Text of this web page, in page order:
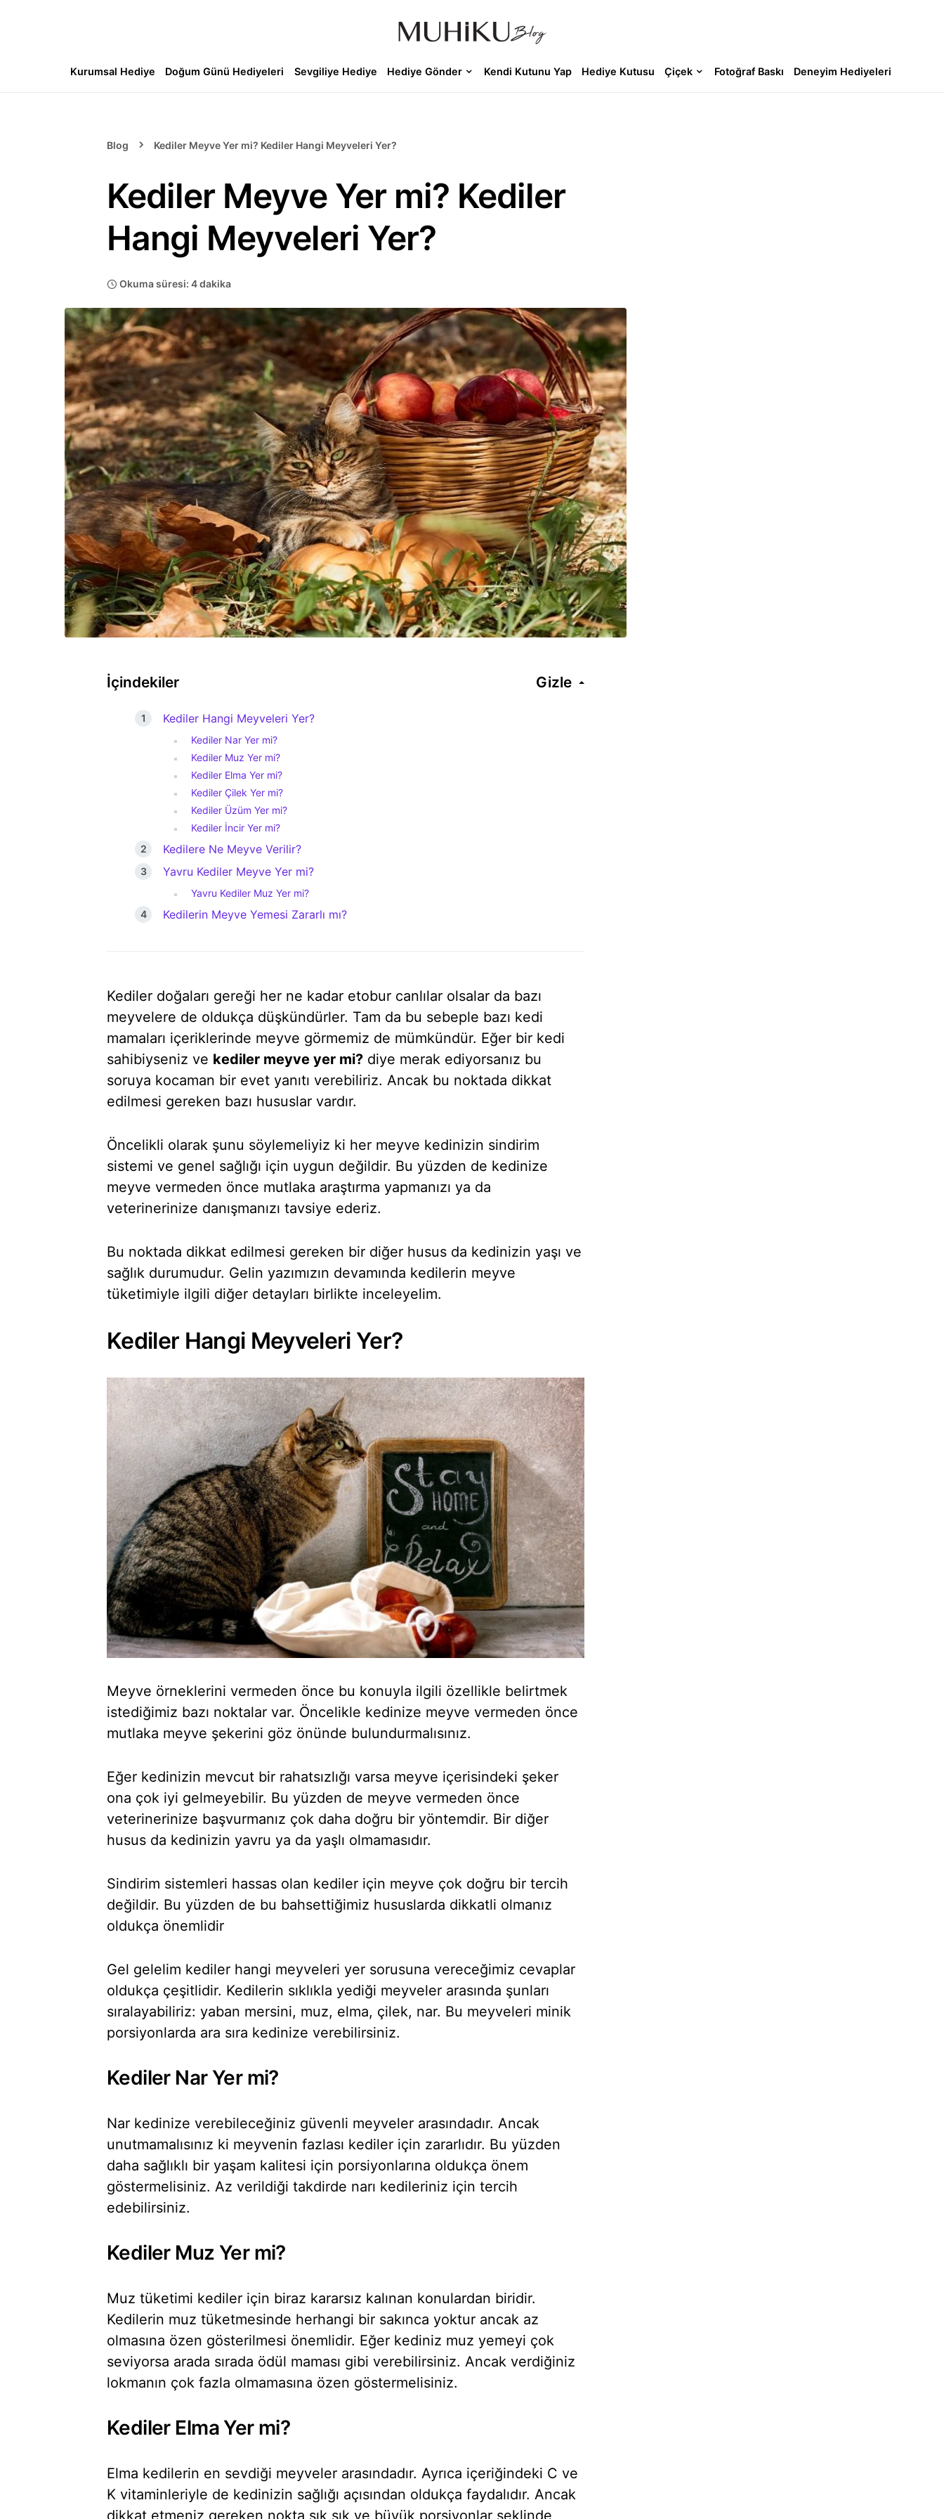
Kurumsal Hediye Doğum Günü Hediyeleri Sevgiliye Hediye Hediye Gönder Kendi Kutunu Yap Hediye Kutusu Çiçek Fotoğraf Baskı Deneyim Hediyeleri
Blog Kediler Meyve Yer mi? Kediler Hangi Meyveleri Yer?
Kediler Meyve Yer mi? Kediler
Hangi Meyveleri Yer?
Okuma süresi: 4 dakika
İçindekiler Gizle
Kediler Hangi Meyveleri Yer?
Kediler Nar Yer mi?
Kediler Muz Yer mi?
Kediler Elma Yer mi?
Kediler Çilek Yer mi?
Kediler Üzüm Yer mi?
Kediler İncir Yer mi?
Kedilere Ne Meyve Verilir?
Yavru Kediler Meyve Yer mi?
Yavru Kediler Muz Yer mi?
Kedilerin Meyve Yemesi Zararlı mı?
Kediler doğaları gereği her ne kadar etobur canlılar olsalar da bazı
meyvelere de oldukça düşkündürler. Tam da bu sebeple bazı kedi
mamaları içeriklerinde meyve görmemiz de mümkündür. Eğer bir kedi
sahibiyseniz ve kediler meyve yer mi? diye merak ediyorsanız bu
soruya kocaman bir evet yanıtı verebiliriz. Ancak bu noktada dikkat
edilmesi gereken bazı hususlar vardır.
Öncelikli olarak şunu söylemeliyiz ki her meyve kedinizin sindirim
sistemi ve genel sağlığı için uygun değildir. Bu yüzden de kedinize
meyve vermeden önce mutlaka araştırma yapmanızı ya da
veterinerinize danışmanızı tavsiye ederiz.
Bu noktada dikkat edilmesi gereken bir diğer husus da kedinizin yaşı ve
sağlık durumudur. Gelin yazımızın devamında kedilerin meyve
tüketimiyle ilgili diğer detayları birlikte inceleyelim.
Kediler Hangi Meyveleri Yer?
Meyve örneklerini vermeden önce bu konuyla ilgili özellikle belirtmek
istediğimiz bazı noktalar var. Öncelikle kedinize meyve vermeden önce
mutlaka meyve şekerini göz önünde bulundurmalısınız.
Eğer kedinizin mevcut bir rahatsızlığı varsa meyve içerisindeki şeker
ona çok iyi gelmeyebilir. Bu yüzden de meyve vermeden önce
veterinerinize başvurmanız çok daha doğru bir yöntemdir. Bir diğer
husus da kedinizin yavru ya da yaşlı olmamasıdır.
Sindirim sistemleri hassas olan kediler için meyve çok doğru bir tercih
değildir. Bu yüzden de bu bahsettiğimiz hususlarda dikkatli olmanız
oldukça önemlidir
Gel gelelim kediler hangi meyveleri yer sorusuna vereceğimiz cevaplar
oldukça çeşitlidir. Kedilerin sıklıkla yediği meyveler arasında şunları
sıralayabiliriz: yaban mersini, muz, elma, çilek, nar. Bu meyveleri minik
porsiyonlarda ara sıra kedinize verebilirsiniz.
Kediler Nar Yer mi?
Nar kedinize verebileceğiniz güvenli meyveler arasındadır. Ancak
unutmamalısınız ki meyvenin fazlası kediler için zararlıdır. Bu yüzden
daha sağlıklı bir yaşam kalitesi için porsiyonlarına oldukça önem
göstermelisiniz. Az verildiği takdirde narı kedileriniz için tercih
edebilirsiniz.
Kediler Muz Yer mi?
Muz tüketimi kediler için biraz kararsız kalınan konulardan biridir.
Kedilerin muz tüketmesinde herhangi bir sakınca yoktur ancak az
olmasına özen gösterilmesi önemlidir. Eğer kediniz muz yemeyi çok
seviyorsa arada sırada ödül maması gibi verebilirsiniz. Ancak verdiğiniz
lokmanın çok fazla olmamasına özen göstermelisiniz.
Kediler Elma Yer mi?
Elma kedilerin en sevdiği meyveler arasındadır. Ayrıca içeriğindeki C ve
K vitaminleriyle de kedinizin sağlığı açısından oldukça faydalıdır. Ancak
dikkat etmeniz gereken nokta sık sık ve büyük porsiyonlar şeklinde